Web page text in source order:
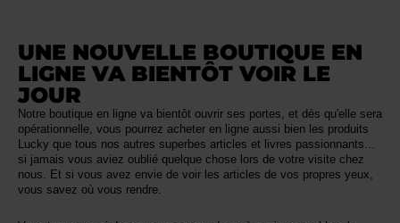
UNE NOUVELLE BOUTIQUE EN
LIGNE VA BIENTÔT VOIR LE
JOUR
Notre boutique en ligne va bientôt ouvrir ses portes, et dès qu'elle sera
opérationnelle, vous pourrez acheter en ligne aussi bien les produits
Lucky que tous nos autres superbes articles et livres passionnants...
si jamais vous aviez oublié quelque chose lors de votre visite chez
nous. Et si vous avez envie de voir les articles de vos propres yeux,
vous savez où vous rendre.